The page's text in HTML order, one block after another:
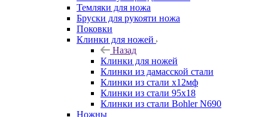
Темляки для ножа
Бруски для рукояти ножа
Поковки
Клинки для ножей
Назад
Клинки для ножей
Клинки из дамасской стали
Клинки из стали х12мф
Клинки из стали 95х18
Клинки из стали Bohler N690
Ножны